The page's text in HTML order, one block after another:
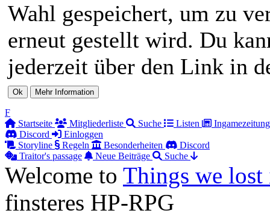
Wahl gespeichert, um zu
erneut gestellt wird. Du
jederzeit über den Link in
F
Startseite
Mitgliederliste Suche Listen
Ingamezeitung
Discord
Einloggen
Storyline
Regeln Besonderheiten
Discord
Traitor's passage
Neue Beiträge Suche
Welcome to Things we
finsteres HP-RPG